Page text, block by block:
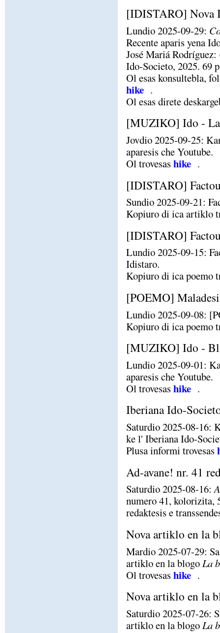
[IDISTARO] Nova
Lundio 2025-09-29:
Recente aparis yena
José Mariá Rodríguez:
Ido-Societo, 2025. 69
Ol esas konsultebla,
hike .
Ol esas direte
[MUZIKO] Ido -
Jovdio 2025-09-25:
aparesis che Youtube.
Ol trovesashike .
[IDISTARO]
Sundio 2025-09-21:
Kopiuro di ica artiklo
[IDISTARO]
Lundio 2025-09-15:
Idistaro.
Kopiuro di ica poemo
[POEMO]
Lundio 2025-09-08:
Kopiuro di ica poemo
[MUZIKO] Ido -
Lundio 2025-09-01:
aparesis che Youtube.
Ol trovesashike .
Iberiana Ido-
Saturdio 2025-08-16:
ke l' Iberiana Ido-
Plusa informi trovesas
Ad-avane! nr. 41
Saturdio 2025-08-16:
numero 41, kolorizita,
redaktesis e
Nova artiklo en la
Mardio 2025-07-29:
artiklo en la blogoLa
Ol trovesashike .
Nova artiklo en la
Saturdio 2025-07-26:
artiklo en la blogoLa